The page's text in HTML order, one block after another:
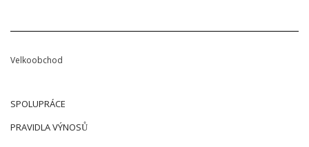
Velkoobchod
SPOLUPRÁCE
PRAVIDLA VÝNOSŮ